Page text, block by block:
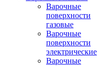
Варочные
поверхности
газовые
Варочные
поверхности
электрические
Варочные